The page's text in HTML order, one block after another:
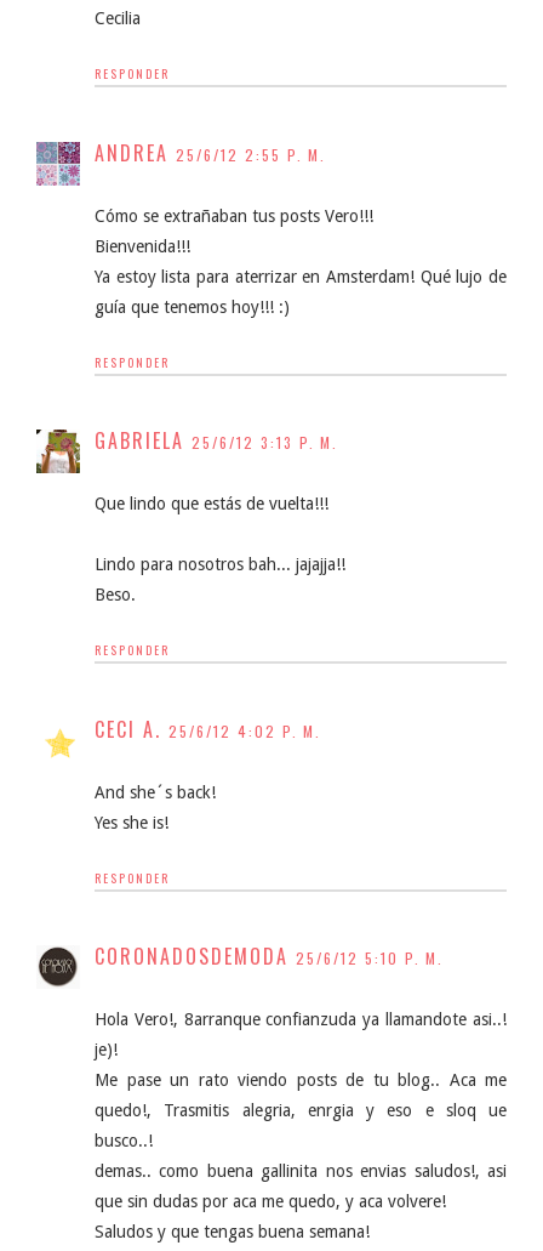
Cecilia
RESPONDER
ANDREA 25/6/12 2:55 P. M.
Cómo se extrañaban tus posts Vero!!!
Bienvenida!!!
Ya estoy lista para aterrizar en Amsterdam! Qué lujo de
guía que tenemos hoy!!! :)
RESPONDER
GABRIELA 25/6/12 3:13 P. M.
Que lindo que estás de vuelta!!!
Lindo para nosotros bah... jajajja!!
Beso.
RESPONDER
CECI A. 25/6/12 4:02 P. M.
And she´s back!
Yes she is!
RESPONDER
CORONADOSDEMODA 25/6/12 5:10 P. M.
Hola Vero!, 8arranque confianzuda ya llamandote asi..!
je)!
Me pase un rato viendo posts de tu blog.. Aca me
quedo!, Trasmitis alegria, enrgia y eso e sloq ue
busco..!
demas.. como buena gallinita nos envias saludos!, asi
que sin dudas por aca me quedo, y aca volvere!
Saludos y que tengas buena semana!